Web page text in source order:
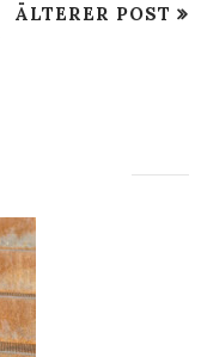
ÄLTERER POST